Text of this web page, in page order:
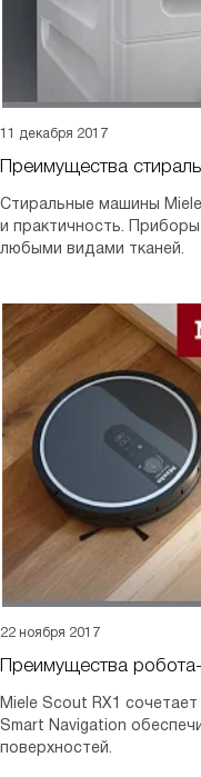
11 декабря 2017
Преимущества
Стиральные машины
и практичность.
любыми видами тканей.
22 ноября 2017
Преимущества
Miele Scout RX1
Smart Navigation
поверхностей.